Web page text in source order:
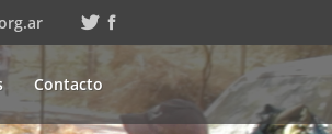
Contacto